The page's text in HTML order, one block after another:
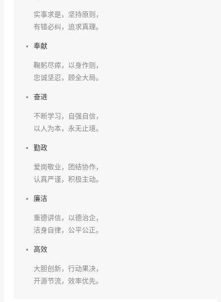
实事求是，坚持原则，
有错必纠，追求真理。
奉献
鞠躬尽瘁，以身作则，
忠诚坚忍，顾全大局。
奋进
不断学习，自强自信，
以人为本，永无止境。
勤政
爱岗敬业，团结协作，
认真严谨，积极主动。
廉洁
重德讲信，以德治企，
洁身自律，公平公正。
高效
大胆创新，行动果决，
开源节流，效率优先。